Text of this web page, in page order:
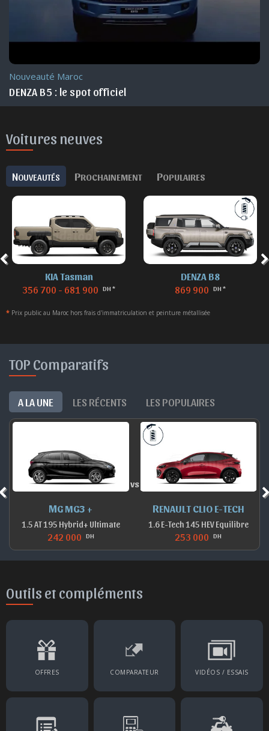
Nouveauté Maroc
DENZA B5 : le spot officiel
Voitures neuves
NOUVEAUTÉS PROCHAINEMENT POPULAIRES
KIA Tasman
356 700 - 681 900 DH *
DENZA B8
869 900 DH *
* Prix public au Maroc hors frais d'immatriculation et peinture métallisée
TOP Comparatifs
A LA UNE LES RÉCENTS LES POPULAIRES
MG MG3 +
1.5 AT 195 Hybrid+ Ultimate
242 000 DH
vs
RENAULT CLIO E-TECH
1.6 E-Tech 145 HEV Equilibre
253 000 DH
Outils et compléments
OFFRES COMPARATEUR VIDÉOS / ESSAIS